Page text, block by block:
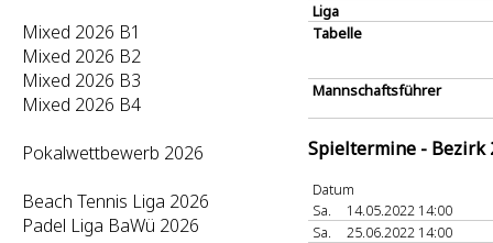
Mixed 2026 B1
Mixed 2026 B2
Mixed 2026 B3
Mixed 2026 B4
Pokalwettbewerb 2026
Beach Tennis Liga 2026
Padel Liga BaWü 2026
Liga
Tabelle
Mannschaftsführer
Spieltermine - Bezirk
Datum
Sa.
14.05.2022 14:00
Sa.
25.06.2022 14:00